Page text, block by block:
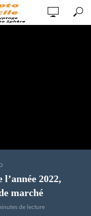
2022,
marché
de lecture